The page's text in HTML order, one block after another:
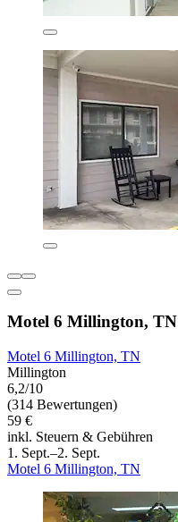
Motel 6 Millington, TN
Motel 6 Millington, TN
Millington
6,2/10
(314 Bewertungen)
59 €
inkl. Steuern & Gebühren
1. Sept.–2. Sept.
Motel 6 Millington, TN